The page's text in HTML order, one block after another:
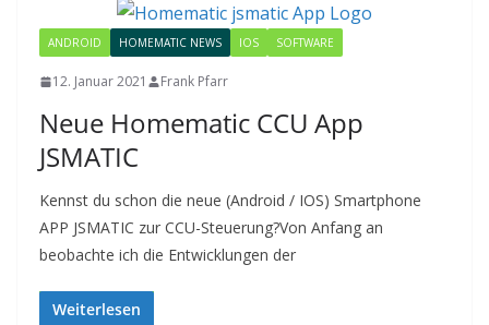
ANDROID HOMEMATIC NEWS IOS SOFTWARE
12. Januar 2021 Frank Pfarr
Neue Homematic CCU App
JSMATIC
Kennst du schon die neue (Android / IOS) Smartphone
APP JSMATIC zur CCU-Steuerung?Von Anfang an
beobachte ich die Entwicklungen der
Weiterlesen